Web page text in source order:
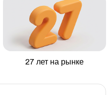
27 лет на рынке